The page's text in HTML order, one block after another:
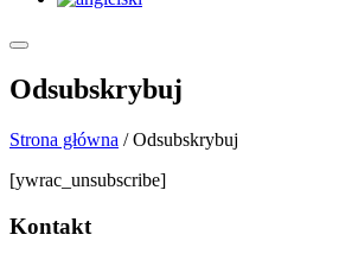
Odsubskrybuj
Strona główna / Odsubskrybuj
[ywrac_unsubscribe]
Kontakt